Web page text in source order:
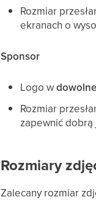
Rozmiar
ekranach o
Sponsor
Logo w
Rozmiar
zapewnić
Rozmiary
Zalecany rozmiar